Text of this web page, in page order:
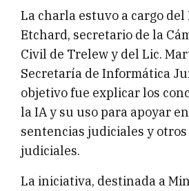
La charla estuvo a cargo del
Etchard, secretario de la
Civil de Trelew y del Lic.
Secretaría de Informática
objetivo fue explicar los
la IA y su uso para apoyar
sentencias judiciales y
judiciales.
La iniciativa, destinada a